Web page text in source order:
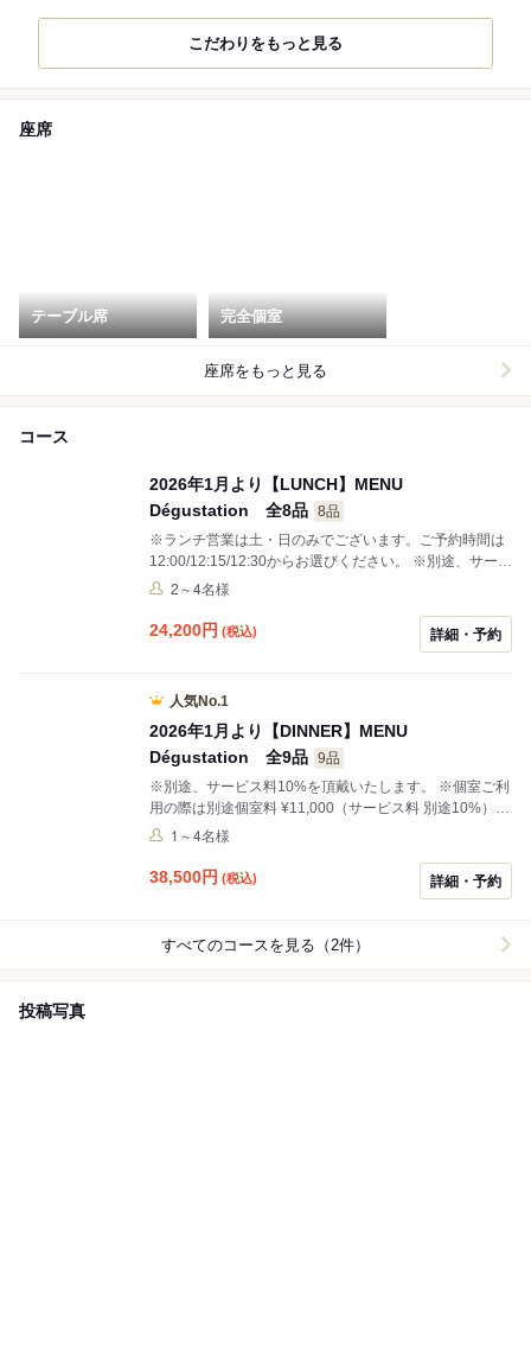
こだわりをもっと見る
座席
テーブル席 完全個室
座席をもっと見る
コース
2026年1月より【LUNCH】MENU
Dégustation 全8品 8品
※ランチ営業は土・日のみでございます。ご予約時間は
12:00/12:15/12:30からお選びください。 ※別途、サービ
ス料10%を頂戴いたします。 ※個室ご利用の際は別途個
す。 ※記念日用メッセージプレートを\1,100/枚（サービ
ス料 別途10%）にてご用意いたします。ご希望のメッセ
ご用意いたします。ご希望の際は、ご来店の3日前まで
のご注文をお願いいたします。
2～4名様
24,200円 (税込) 詳細・予約
人気No.1
2026年1月より【DINNER】MENU
Dégustation 全9品 9品
※別途、サービス料10%を頂戴いたします。 ※個室ご利
用の際は別途個室料 ¥11,000（サービス料 別途10%）を
頂戴いたします。 ※記念日用メッセージプレートを
す。ご希望のメッセージをお申し付けくださいませ。 ※
お祝いのテーブルを華やかに彩るホールケーキ（5,445
ご来店の3日前までのご注文をお願いいたします。
1～4名様
38,500円 (税込) 詳細・予約
すべてのコースを見る（2件）
投稿写真